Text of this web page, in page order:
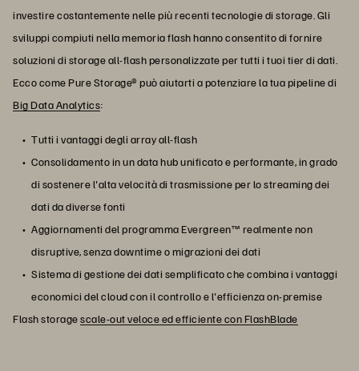
investire costantemente nelle più recenti tecnologie di storage. Gli
sviluppi compiuti nella memoria flash hanno consentito di fornire
soluzioni di storage all-flash personalizzate per tutti i tuoi tier di dati.
Ecco come Pure Storage® può aiutarti a potenziare la tua pipeline di
Big Data Analytics:
Tutti i vantaggi degli array all-flash
Consolidamento in un data hub unificato e performante, in grado
di sostenere l'alta velocità di trasmissione per lo streaming dei
dati da diverse fonti
Aggiornamenti del programma Evergreen™ realmente non
disruptive, senza downtime o migrazioni dei dati
Sistema di gestione dei dati semplificato che combina i vantaggi
economici del cloud con il controllo e l'efficienza on-premise
Flash storagescale-out veloce ed efficiente con FlashBlade